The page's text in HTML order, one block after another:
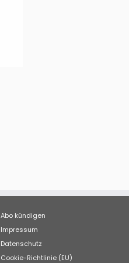
Abo kündigen
Impressum
Datenschutz
Cookie-Richtlinie (EU)